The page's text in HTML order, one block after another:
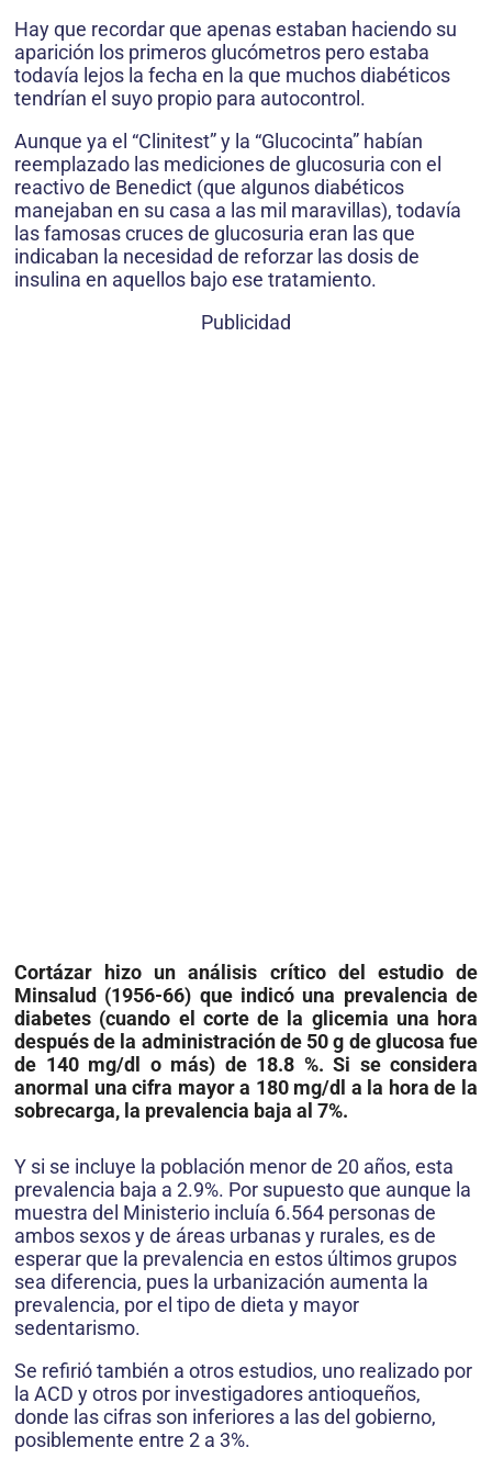
Hay que recordar que apenas estaban haciendo su
aparición los primeros glucómetros pero estaba
todavía lejos la fecha en la que muchos diabéticos
tendrían el suyo propio para autocontrol.
Aunque ya el “Clinitest” y la “Glucocinta” habían
reemplazado las mediciones de glucosuria con el
reactivo de Benedict (que algunos diabéticos
manejaban en su casa a las mil maravillas), todavía
las famosas cruces de glucosuria eran las que
indicaban la necesidad de reforzar las dosis de
insulina en aquellos bajo ese tratamiento.
Publicidad
Cortázar hizo un análisis crítico del estudio de
Minsalud (1956-66) que indicó una prevalencia de
diabetes (cuando el corte de la glicemia una hora
después de la administración de 50 g de glucosa fue
de 140 mg/dl o más) de 18.8 %. Si se considera
anormal una cifra mayor a 180 mg/dl a la hora de la
sobrecarga, la prevalencia baja al 7%.
Y si se incluye la población menor de 20 años, esta
prevalencia baja a 2.9%. Por supuesto que aunque la
muestra del Ministerio incluía 6.564 personas de
ambos sexos y de áreas urbanas y rurales, es de
esperar que la prevalencia en estos últimos grupos
sea diferencia, pues la urbanización aumenta la
prevalencia, por el tipo de dieta y mayor
sedentarismo.
Se refirió también a otros estudios, uno realizado por
la ACD y otros por investigadores antioqueños,
donde las cifras son inferiores a las del gobierno,
posiblemente entre 2 a 3%.